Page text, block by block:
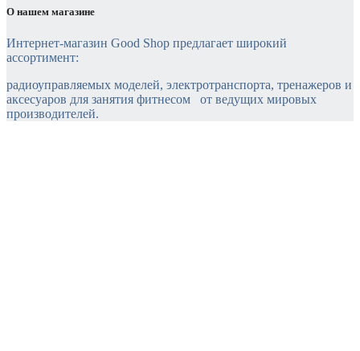
О нашем магазине
Интернет-магазин Good Shop предлагает широкий
ассортимент:
радиоуправляемых моделей, электротранспорта, тренажеров и
аксесуаров для занятия фитнесом от ведущих мировых
производителей.